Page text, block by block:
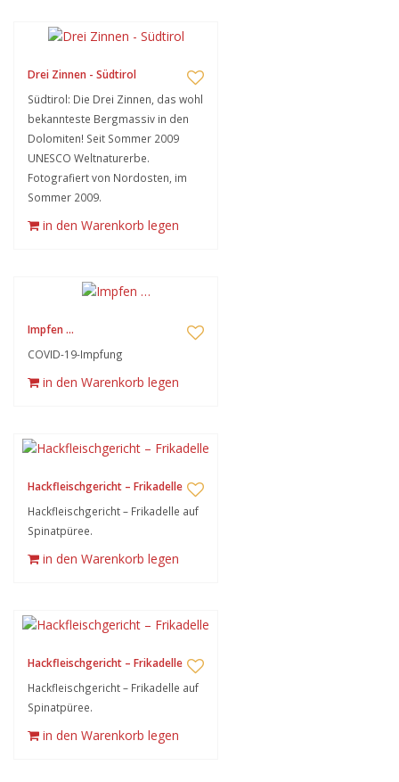
Drei Zinnen - Südtirol
Südtirol: Die Drei Zinnen, das wohl
bekannteste Bergmassiv in den
Dolomiten! Seit Sommer 2009
UNESCO Weltnaturerbe.
Fotografiert von Nordosten, im
Sommer 2009.
in den Warenkorb legen
Impfen …
COVID-19-Impfung
in den Warenkorb legen
Hackfleischgericht – Frikadelle
Hackfleischgericht – Frikadelle auf
Spinatpüree.
in den Warenkorb legen
Hackfleischgericht – Frikadelle
Hackfleischgericht – Frikadelle auf
Spinatpüree.
in den Warenkorb legen